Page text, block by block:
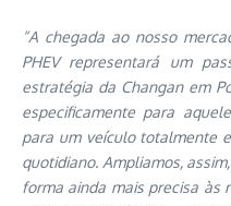
“A chegada ao nosso
PHEV representará um
estratégia da Changan em
especificamente para
para um veículo totalmente
quotidiano. Ampliamos,
forma ainda mais precisa às